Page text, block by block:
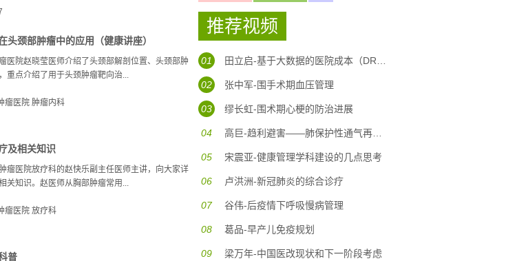
头颈部肿瘤中的应用（健康讲座）
医院赵晓莹医师介绍了头颈部解剖位置、头颈部肿
重点介绍了用于头颈肿瘤靶向治...
瘤医院 肿瘤内科
及相关知识
瘤医院放疗科的赵快乐副主任医师主讲，向大家详
关知识。赵医师从胸部肿瘤常用...
瘤医院 放疗科
普
推荐视频
01 田立启-基于大数据的医院成本（DRG DIP)核算体系构建
02 张中军-围手术期血压管理
03 缪长虹-围术期心梗的防治进展
04 高巨-趋利避害——肺保护性通气再认识
05 宋震亚-健康管理学科建设的几点思考
06 卢洪洲-新冠肺炎的综合诊疗
07 谷伟-后疫情下呼吸慢病管理
08 葛品-早产儿免疫规划
09 梁万年-中国医改现状和下一阶段考虑